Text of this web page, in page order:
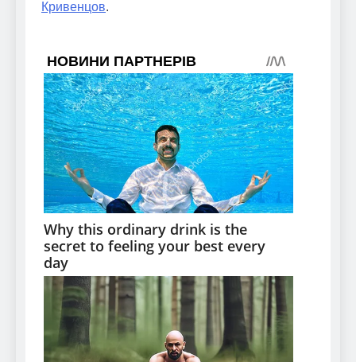
Кривенцов.